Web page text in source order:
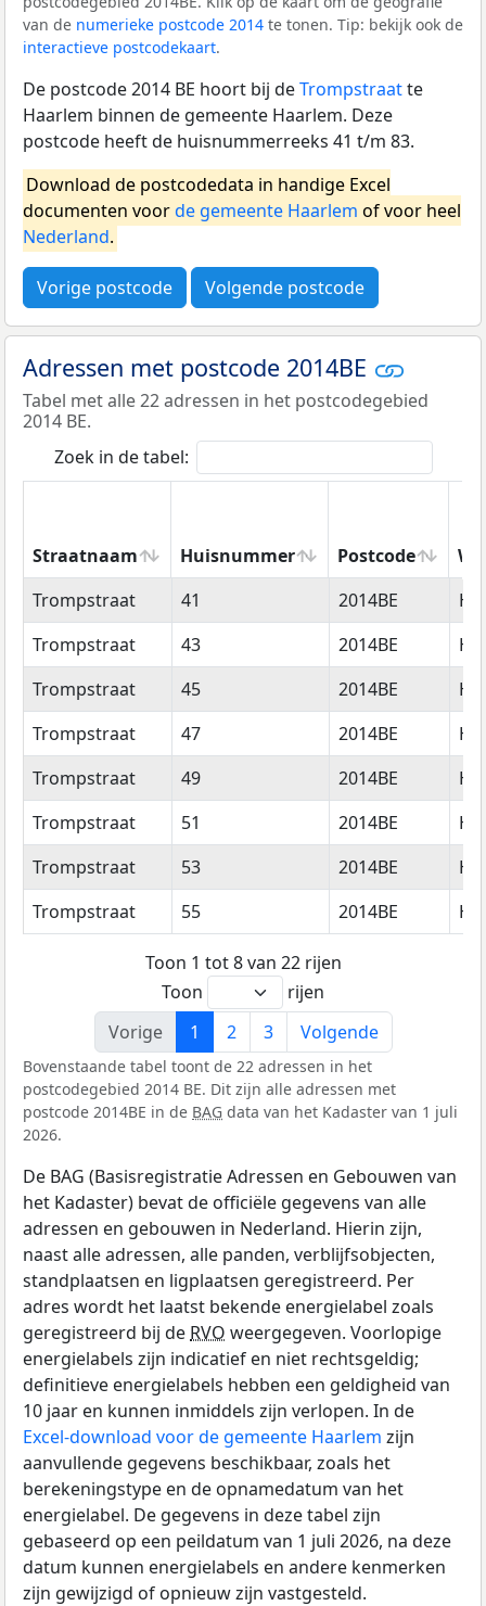
van de numerieke postcode 2014 te tonen. Tip: bekijk ook de
interactieve postcodekaart.
De postcode 2014 BE hoort bij deTrompstraatte
Haarlem binnen de gemeente Haarlem. Deze
postcode heeft de huisnummerreeks 41 t/m 83.
Download de postcodedata in handige Excel
documenten voorde gemeente Haarlem of voor heel
Nederland.
Vorige postcode Volgende postcode
Adressen met postcode 2014BE
Tabel met alle 22 adressen in het postcodegebied
2014 BE.
Zoek in de tabel:
Straatnaam Huisnummer Postcode
Straatnaam
Huisnummer Postcode
Trompstraat 41 2014BE
Trompstraat
43 2014BE
Trompstraat
45 2014BE
Trompstraat
47 2014BE
Trompstraat
49 2014BE
Trompstraat
51 2014BE
Trompstraat
53 2014BE
Trompstraat
55 2014BE
Toon 1 tot 8 van 22 rijen
Toon
rijen
Vorige
1 2 3 Volgende
Bovenstaande tabel toont de 22 adressen in het
postcodegebied 2014 BE. Dit zijn alle adressen met
postcode 2014BE in de BAG data van het Kadaster van 1 juli
2026.
De BAG (Basisregistratie Adressen en Gebouwen van
het Kadaster) bevat de officiële gegevens van alle
adressen en gebouwen in Nederland. Hierin zijn,
naast alle adressen, alle panden, verblijfsobjecten,
standplaatsen en ligplaatsen geregistreerd. Per
adres wordt het laatst bekende energielabel zoals
geregistreerd bij de RVO weergegeven. Voorlopige
energielabels zijn indicatief en niet rechtsgeldig;
definitieve energielabels hebben een geldigheid van
10 jaar en kunnen inmiddels zijn verlopen. In de
Excel-download voor de gemeente Haarlem zijn
aanvullende gegevens beschikbaar, zoals het
berekeningstype en de opnamedatum van het
energielabel. De gegevens in deze tabel zijn
gebaseerd op een peildatum van 1 juli 2026, na deze
datum kunnen energielabels en andere kenmerken
zijn gewijzigd of opnieuw zijn vastgesteld.